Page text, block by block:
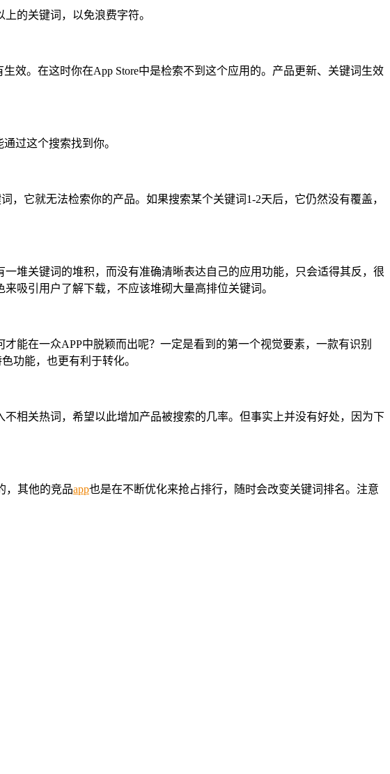
的关键词，以免浪费字符。
效。在这时你在App Store中是检索不到这个应用的。产品更新、关键词生效
过这个搜索找到你。
，它就无法检索你的产品。如果搜索某个关键词1-2天后，它仍然没有覆盖，
堆关键词的堆积，而没有准确清晰表达自己的应用功能，只会适得其反，很
吸引用户了解下载，不应该堆砌大量高排位关键词。
能在一众APP中脱颖而出呢？一定是看到的第一个视觉要素，一款有识别
功能，也更有利于转化。
相关热词，希望以此增加产品被搜索的几率。但事实上并没有好处，因为下
，其他的竞品app也是在不断优化来抢占排行，随时会改变关键词排名。注意